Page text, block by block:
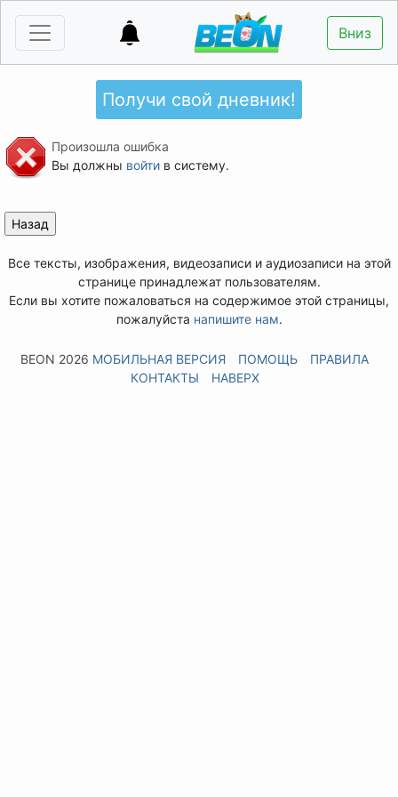
Вниз
Получи свой дневник!
Произошла ошибка
Вы должны войтив систему.
Все тексты, изображения, видеозаписи и аудиозаписи на этой
странице принадлежат пользователям.
Если вы хотите пожаловаться на содержимое этой страницы,
пожалуйста напишите нам.
BEON 2026 МОБИЛЬНАЯ ВЕРСИЯ ПОМОЩЬ
ПРАВИЛА
КОНТАКТЫ
НАВЕРХ